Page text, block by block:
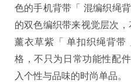
色的手机背带「 混编织绳
的双色编织带来视觉层次
薰衣草紫「 单扣织绳背带
格，不只为日常功能性配
入个性与品味的时尚单品。